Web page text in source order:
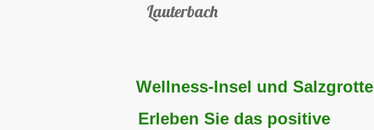
Lauterbach
Wellness-Insel und Salzgrotte
Erleben Sie das positive